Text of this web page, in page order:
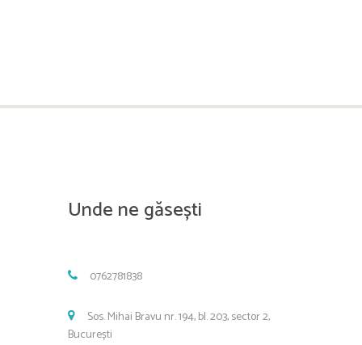
Unde ne găsești
0762781838
Sos. Mihai Bravu nr. 194, bl. 203, sector 2,
București